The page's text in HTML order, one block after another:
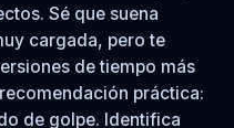
Sé que suena
cargada, pero te
de tiempo más
práctica:
de golpe. Identifica